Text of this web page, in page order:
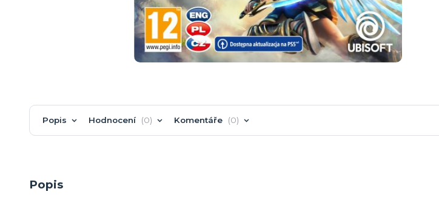
Popis Hodnocení 0 Komentáře 0
Popis